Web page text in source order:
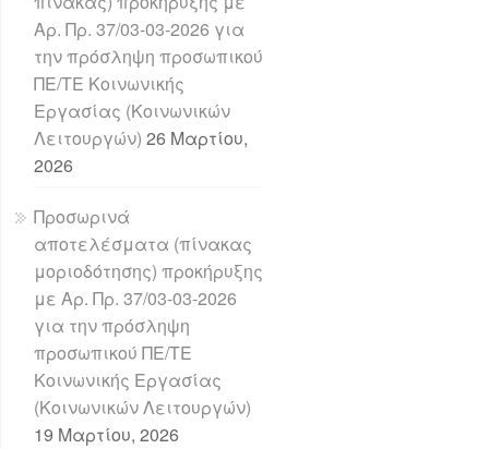
Αρ. Πρ. 37/03-03-2026 για
την πρόσληψη προσωπικού
ΠΕ/ΤΕ Κοινωνικής
Εργασίας (Κοινωνικών
Λειτουργών) 26 Μαρτίου,
2026
Προσωρινά
αποτελέσματα (πίνακας
μοριοδότησης) προκήρυξης
με Αρ. Πρ. 37/03-03-2026
για την πρόσληψη
προσωπικού ΠΕ/ΤΕ
Κοινωνικής Εργασίας
(Κοινωνικών Λειτουργών)
19 Μαρτίου, 2026